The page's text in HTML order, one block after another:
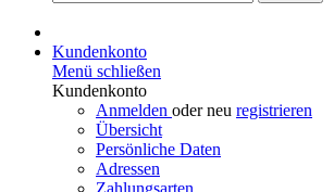
Kundenkonto
Menü schließen
Kundenkonto
Anmelden
Übersicht
Persönliche Daten
Adressen